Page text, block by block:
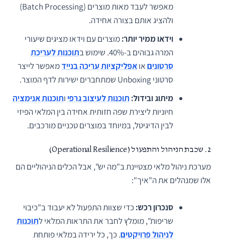
מאפשר לעבד מאות מוצרים (Batch Processing)
ולהציג אותם בצורה אחידה.
וידאו ממיר יותר:מוצרים עם וידאו מציגים שיעורי
המרה גבוהים ב-40%. שימוש ב
תוכנות לעריכת
סרטוניםאואפליקציות עריכה בניידמאפשר לייצר
סרטוני Unboxing שמתחברים ישירות לדף המוצר.
מיתוג ובידול: תוכנות לעיצוב גרפיותוכנות אנימציה
חיוניות ליצירת שפה חזותית אחידה בין המלאי הפיזי
לבין הדיגיטל, במיוחד במוצרים טכניים מורכבים.
2. שכבת הניהול והתפעול (Operational Resilience)
מערכת ניהול מלאי מצטיינת ב"מה יש", אבל הכלים הניהוליים הם
אלו שמנהלים את ה"איך":
סנכרון רכש: כדי שצוות התפעול לא יעבוד ב"כיבוי
שריפות", מומלץ לחבר את התראות המלאי לתוכנות
לניהול פרויקטים. כך, כל ירידה במלאי פותחת